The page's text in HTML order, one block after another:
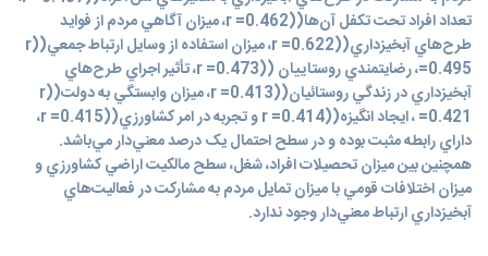
تعداد افراد تحت تکفل آ‌ن‌ها((r =0.462، ميزان آگاهي مردم از فوايد
طرح‌هاي آبخيزداري((r =0.622، ميزان استفاده از وسايل ارتباط جمعي((r
=0.495، رضايتمندي روستاييان ((r =0.473، تأثير اجراي طرح‌هاي
آبخيزداري در زندگي روستائيان((r =0.413، ميزان وابستگي به دولت((r
=0.421 ، ايجاد انگيزه((r =0.414 و تجربه در امر کشاورزي((r =0.415،
داراي رابطه مثبت بوده و در سطح احتمال يک درصد معني‌دار مي‌باشد.
همچنين بين ميزان تحصيلات افراد، شغل، سطح مالکيت اراضي کشاورزي و
ميزان اختلافات قومي با ميزان تمايل مردم به مشارکت در فعاليت‌هاي
آبخيزداري ارتباط معني‌دار وجود ندارد.